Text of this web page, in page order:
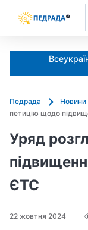
Педрада Новини
петицію щодо
Уряд
ЄТС
22 жовтня 2024